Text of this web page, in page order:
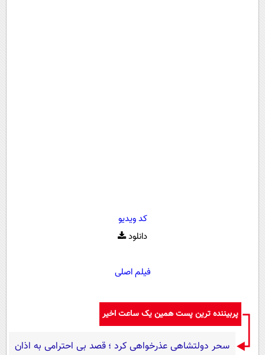
کد ویدیو
دانلود
فیلم اصلی
پربیننده ترین پست همین یک ساعت اخیر
سحر دولتشاهی عذرخواهی کرد ؛ قصد بی احترامی به اذان